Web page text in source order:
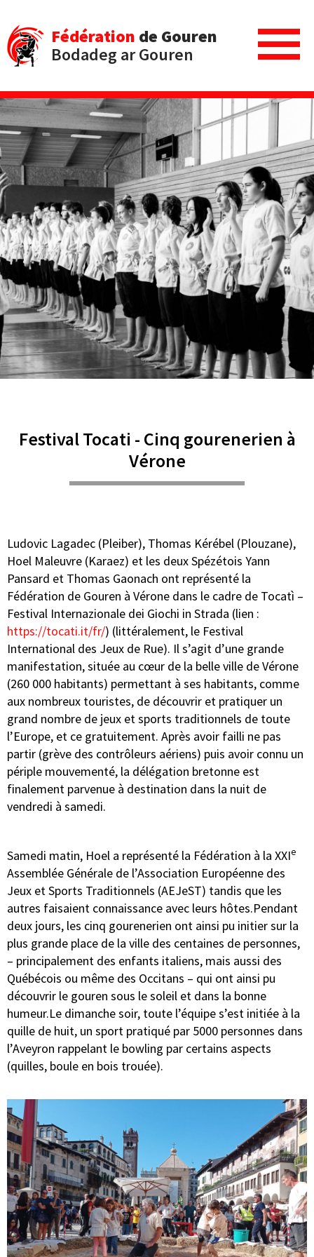
Fédération de Gouren
Bodadeg ar Gouren
Festival Tocati - Cinq gourenerien à
Vérone
Ludovic Lagadec (Pleiber), Thomas Kérébel (Plouzane),
Hoel Maleuvre (Karaez) et les deux Spézétois Yann
Pansard et Thomas Gaonach ont représenté la
Fédération de Gouren à Vérone dans le cadre de Tocatì –
Festival Internazionale dei Giochi in Strada (lien :
https://tocati.it/fr/) (littéralement, le Festival
International des Jeux de Rue). Il s’agit d’une grande
manifestation, située au cœur de la belle ville de Vérone
(260 000 habitants) permettant à ses habitants, comme
aux nombreux touristes, de découvrir et pratiquer un
grand nombre de jeux et sports traditionnels de toute
l’Europe, et ce gratuitement. Après avoir failli ne pas
partir (grève des contrôleurs aériens) puis avoir connu un
périple mouvementé, la délégation bretonne est
finalement parvenue à destination dans la nuit de
vendredi à samedi.
Samedi matin, Hoel a représenté la Fédération à la XXIe
Assemblée Générale de l’Association Européenne des
Jeux et Sports Traditionnels (AEJeST) tandis que les
autres faisaient connaissance avec leurs hôtes.Pendant
deux jours, les cinq gourenerien ont ainsi pu initier sur la
plus grande place de la ville des centaines de personnes,
– principalement des enfants italiens, mais aussi des
Québécois ou même des Occitans – qui ont ainsi pu
découvrir le gouren sous le soleil et dans la bonne
humeur.Le dimanche soir, toute l’équipe s’est initiée à la
quille de huit, un sport pratiqué par 5000 personnes dans
l’Aveyron rappelant le bowling par certains aspects
(quilles, boule en bois trouée).